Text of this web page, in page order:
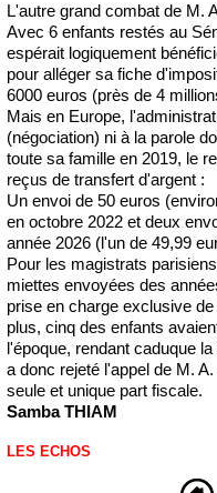
L'autre grand combat de M.
Avec 6 enfants restés au
espérait logiquement
pour alléger sa fiche
6000 euros (près de 4
Mais en Europe,
(négociation) ni à la parole
toute sa famille en 2019, le
reçus de transfert d'argent :
Un envoi de 50 euros
en octobre 2022 et deux
année 2026 (l'un de 49,99
Pour les magistrats
miettes envoyées des
prise en charge exclusive
plus, cinq des enfants
l'époque, rendant caduque
a donc rejeté l'appel de M.
seule et unique part fiscale.
Samba THIAM
LES ECHOS